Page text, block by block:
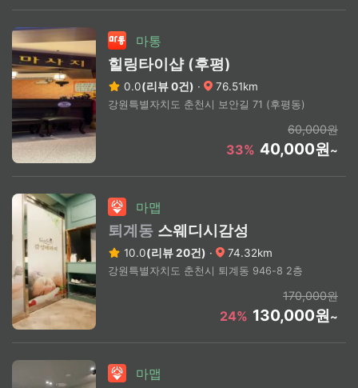
마통
힐링타이샵 (후평)
0.0(리뷰 0건) · 76.51km
강원특별자치도 춘천시 보안길 71 (후평동)
60,000원
33% 40,000원~
마맵
퇴계동 스웨디시감성
10.0(리뷰 20건) · 74.32km
강원특별자치도 춘천시 퇴계동 946-8 2층
170,000원
24% 130,000원~
마맵